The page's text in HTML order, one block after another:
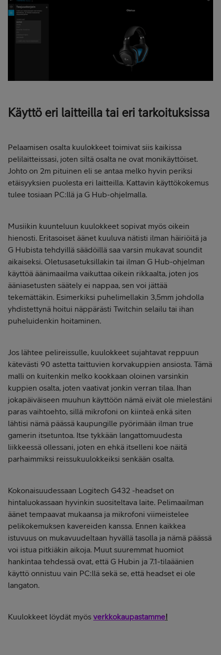
Käyttö eri laitteilla tai eri tarkoituksissa
Pelaamisen osalta kuulokkeet toimivat siis kaikissa
pelilaitteissasi, joten siltä osalta ne ovat monikäyttöiset.
Johto on 2m pituinen eli se antaa melko hyvin periksi
etäisyyksien puolesta eri laitteilla. Kattavin käyttökokemus
tulee tosiaan PC:llä ja G Hub-ohjelmalla.
Musiikin kuunteluun kuulokkeet sopivat myös oikein
hienosti. Eritasoiset äänet kuuluva nätisti ilman häiriöitä ja
G Hubista tehdyillä säädöillä saa varsin mukavat soundit
aikaiseksi. Oletusasetuksillakin tai ilman G Hub-ohjelman
käyttöä äänimaailma vaikuttaa oikein rikkaalta, joten jos
ääniasetusten säätely ei nappaa, sen voi jättää
tekemättäkin. Esimerkiksi puhelimellakin 3,5mm johdolla
yhdistettynä hoitui näppärästi Twitchin selailu tai ihan
puheluidenkin hoitaminen.
Jos lähtee pelireissulle, kuulokkeet sujahtavat reppuun
kätevästi 90 astetta taittuvien korvakuppien ansiosta. Tämä
malli on kuitenkin melko kookkaan oloinen varsinkin
kuppien osalta, joten vaativat jonkin verran tilaa. Ihan
jokapäiväiseen muuhun käyttöön nämä eivät ole mielestäni
paras vaihtoehto, sillä mikrofoni on kiinteä enkä siten
lähtisi nämä päässä kaupungille pyörimään ilman true
gamerin itsetuntoa. Itse tykkään langattomuudesta
liikkeessä ollessani, joten en ehkä itselleni koe näitä
parhaimmiksi reissukuulokkeiksi senkään osalta.
Kokonaisuudessaan Logitech G432 -headset on
hintaluokassaan hyvinkin suositeltava laite. Pelimaailman
äänet tempaavat mukaansa ja mikrofoni viimeistelee
pelikokemuksen kavereiden kanssa. Ennen kaikkea
istuvuus on mukavuudeltaan hyvällä tasolla ja nämä päässä
voi istua pitkiäkin aikoja. Muut suuremmat huomiot
hankintaa tehdessä ovat, että G Hubin ja 7.1-tilaäänien
käyttö onnistuu vain PC:llä sekä se, että headset ei ole
langaton.
Kuulokkeet löydät myös verkkokaupastamme!